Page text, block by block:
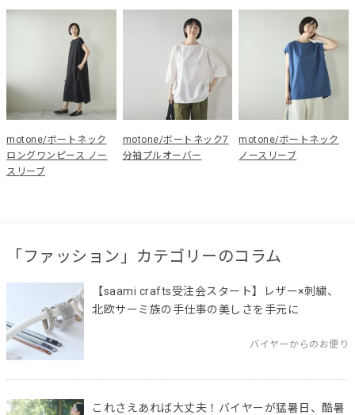
motone/ボートネック
ロングワンピース ノー
スリーブ
motone/ボートネック7
分袖プルオーバー
motone/ボートネック
ノースリーブ
「ファッション」カテゴリーのコラム
【saami crafts受注会スタート】レザー×刺繍、
北欧サーミ族の手仕事の美しさを手元に
バイヤーからのお便り
これさえあれば大丈夫！バイヤーが猛暑日、酷暑